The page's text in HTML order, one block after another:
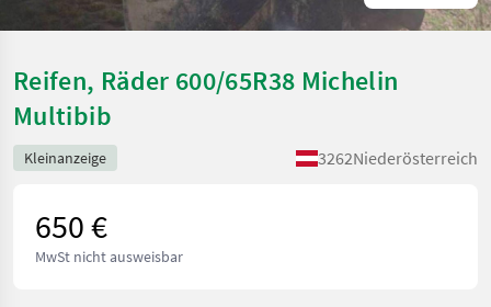
Reifen, Räder 600/65R38 Michelin
Multibib
Kleinanzeige 3262Niederösterreich
650 €
MwSt nicht ausweisbar